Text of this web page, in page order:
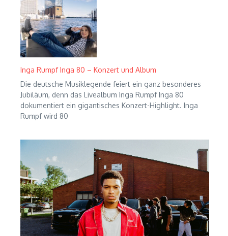
Inga Rumpf Inga 80 – Konzert und Album
Die deutsche Musiklegende feiert ein ganz besonderes
Jubiläum, denn das Livealbum Inga Rumpf Inga 80
dokumentiert ein gigantisches Konzert-Highlight. Inga
Rumpf wird 80